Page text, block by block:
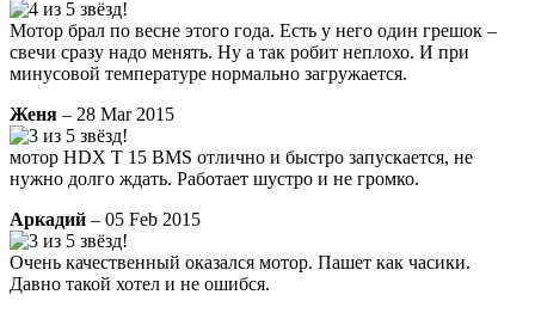
Мотор брал по весне этого года. Есть у него один грешок –
свечи сразу надо менять. Ну а так робит неплохо. И при
минусовой температуре нормально загружается.
Женя – 28 Mar 2015
мотор HDX T 15 BMS отлично и быстро запускается, не
нужно долго ждать. Работает шустро и не громко.
Аркадий – 05 Feb 2015
Очень качественный оказался мотор. Пашет как часики.
Давно такой хотел и не ошибся.